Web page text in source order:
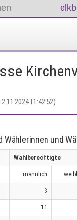
elkb
11:42:52)
und
Wahlberechtigte
männlich
3
11